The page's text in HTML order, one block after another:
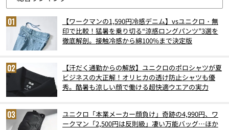
【ワークマンの1,590円冷感デニム】vsユニクロ・無
印で比較！猛暑を乗り切る“涼感ロングパンツ”3選を
徹底解剖。接触冷感から綿100%まで決定版
【汗だく通勤からの解放】ユニクロのポロシャツが夏
ビジネスの大正解！オリヒカの透け防止シャツも優
秀。酷暑も涼しい顔で働ける超快適ウエアの実力
ユニクロ「本業メーカー顔負け」奇跡の4,990円、ワ
ークマン「2,500円は反則級」凄い万能バッグ…ほか